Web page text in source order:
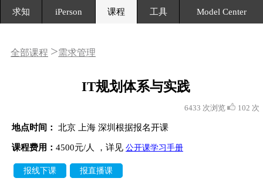
求知 iPerson 课程 工具 Model Center
全部课程 >需求管理
IT规划体系与实践
6433 次浏览 102 次
地点时间： 北京 上海 深圳根据报名开课
课程费用： 4500元/人 ，详见 公开课学习手册
报线下课 报直播课